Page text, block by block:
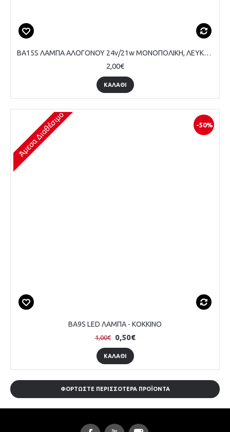
BA15S ΛΑΜΠΑ ΑΛΟΓΟΝΟΥ 24v/21w ΜΟΝΟΠΟΛΙΚΗ, ΛΕΥΚΗ, ΣΕΤ
2,00€
ΚΑΛΆΘΙ
-50%
Άμεσα Διαθέσιμο
BA9S LED ΛΑΜΠΑ - ΚΟΚΚΙΝΟ
1,00€ 0,50€
ΚΑΛΆΘΙ
ΦΟΡΤΏΣΤΕ ΠΕΡΙΣΣΌΤΕΡΑ ΠΡΟΪΌΝΤΑ